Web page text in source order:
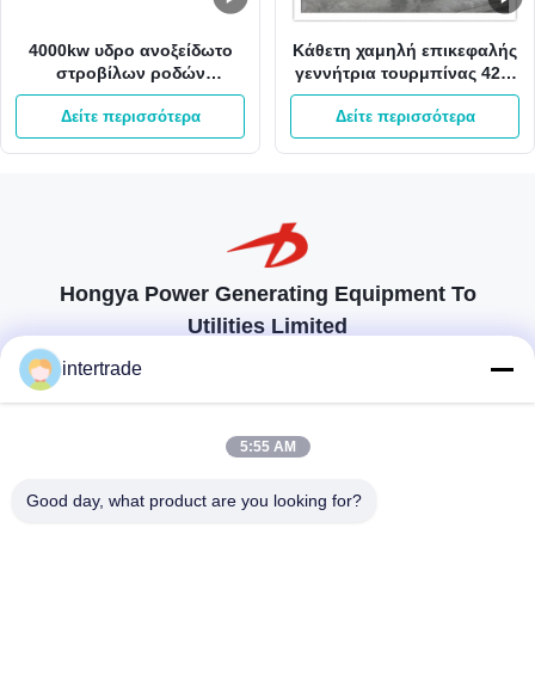
4000kw υδρο ανοξείδωτο
στροβίλων ροδών
στροβίλων 400V Kaplan
Kaplan νερού
Δείτε περισσότερα
Κάθετη χαμηλή επικεφαλής
γεννήτρια τουρμπίνας 42m
980kw 3m3/S Kaplan
Δείτε περισσότερα
Hongya Power Generating Equipment To
Utilities Limited
προσαρμοσμένες λύσεις για να ανταποκρίνονται στις απαιτήσεις των
86-28-37561966-8:00
intertrade
5:55 AM
Good day, what product are you looking for?